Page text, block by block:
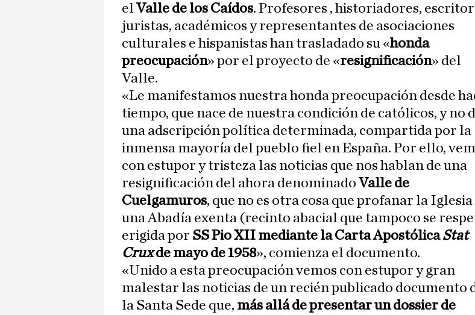
elValle de los Caídos. Profesores , historiadores,
juristas, académicos y representantes de asociaciones
culturales e hispanistas han trasladado su «honda
preocupación» por el proyecto de «resignificación» del
Valle.
«Le manifestamos nuestra honda preocupación desde
tiempo, que nace de nuestra condición de católicos, y no
una adscripción política determinada, compartida por la
inmensa mayoría del pueblo fiel en España. Por ello,
con estupor y tristeza las noticias que nos hablan de una
resignificación del ahora denominadoValle de
Cuelgamuros, que no es otra cosa que profanar la Iglesia
una Abadía exenta (recinto abacial que tampoco se
erigida por SS Pio XII mediante la Carta ApostólicaStat
Cruxde mayo de 1958», comienza el documento.
«Unido a esta preocupación vemos con estupor y gran
malestar las noticias de un recién publicado documento
la Santa Sede que, más allá de presentar un dossier de